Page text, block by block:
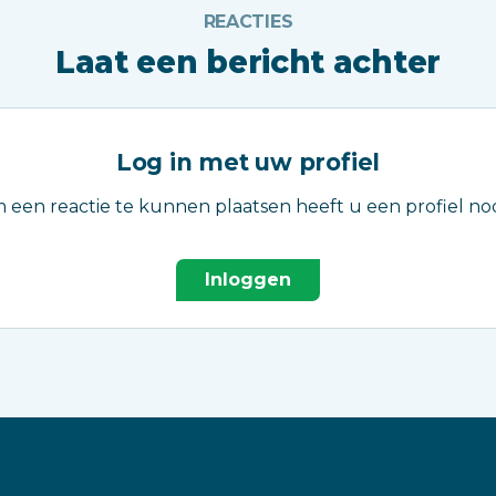
REACTIES
Laat een bericht achter
Log in met uw profiel
een reactie te kunnen plaatsen heeft u een profiel
Inloggen